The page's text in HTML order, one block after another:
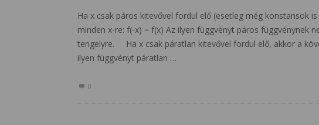
Ha x csak páros kitevővel fordul elő (esetleg még konstansok
minden x-re: f(-x) = f(x) Az ilyen függvényt páros függvénynek
tengelyre. Ha x csak páratlan kitevővel fordul elő, akkor a
ilyen függvényt páratlan …
0